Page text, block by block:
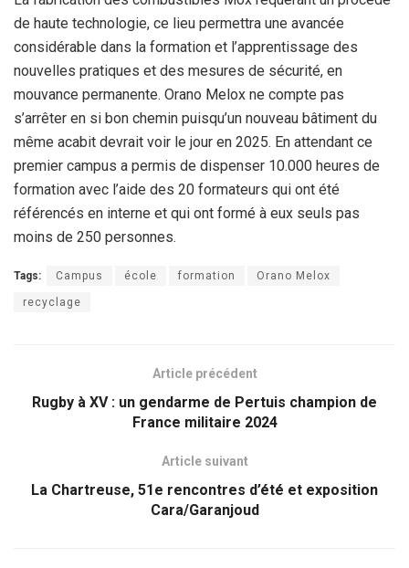
de haute technologie, ce lieu permettra une avancée
considérable dans la formation et l’apprentissage des
nouvelles pratiques et des mesures de sécurité, en
mouvance permanente. Orano Melox ne compte pas
s’arrêter en si bon chemin puisqu’un nouveau bâtiment du
même acabit devrait voir le jour en 2025. En attendant ce
premier campus a permis de dispenser 10.000 heures de
formation avec l’aide des 20 formateurs qui ont été
référencés en interne et qui ont formé à eux seuls pas
moins de 250 personnes.
Tags: Campus école formation Orano Melox
recyclage
Article précédent
Rugby à XV : un gendarme de Pertuis champion de
France militaire 2024
Article suivant
La Chartreuse, 51e rencontres d’été et exposition
Cara/Garanjoud